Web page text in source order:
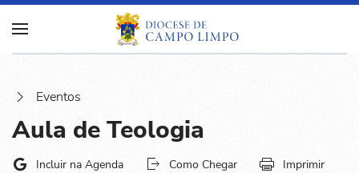
Eventos
Aula de Teologia
Incluir na Agenda Como Chegar Imprimir